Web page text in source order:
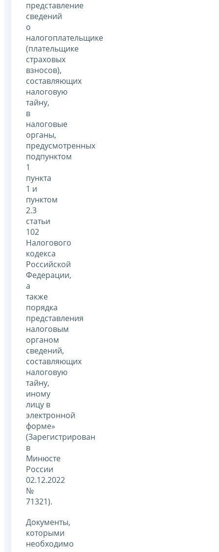
представление
сведений
о
налогоплательщике
(плательщике
страховых
взносов),
составляющих
налоговую
тайну,
в
налоговые
органы,
предусмотренных
подпунктом
1
пункта
1 и
пунктом
2.3
статьи
102
Налогового
кодекса
Российской
Федерации,
а
также
порядка
представления
налоговым
органом
сведений,
составляющих
налоговую
тайну,
иному
лицу в
электронной
форме»
(Зарегистрирован
в
Минюсте
России
02.12.2022
№
71321).
Документы,
которыми
необходимо